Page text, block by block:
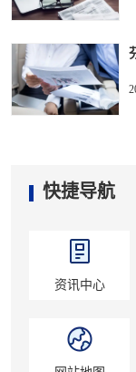
快捷导航
资讯中心